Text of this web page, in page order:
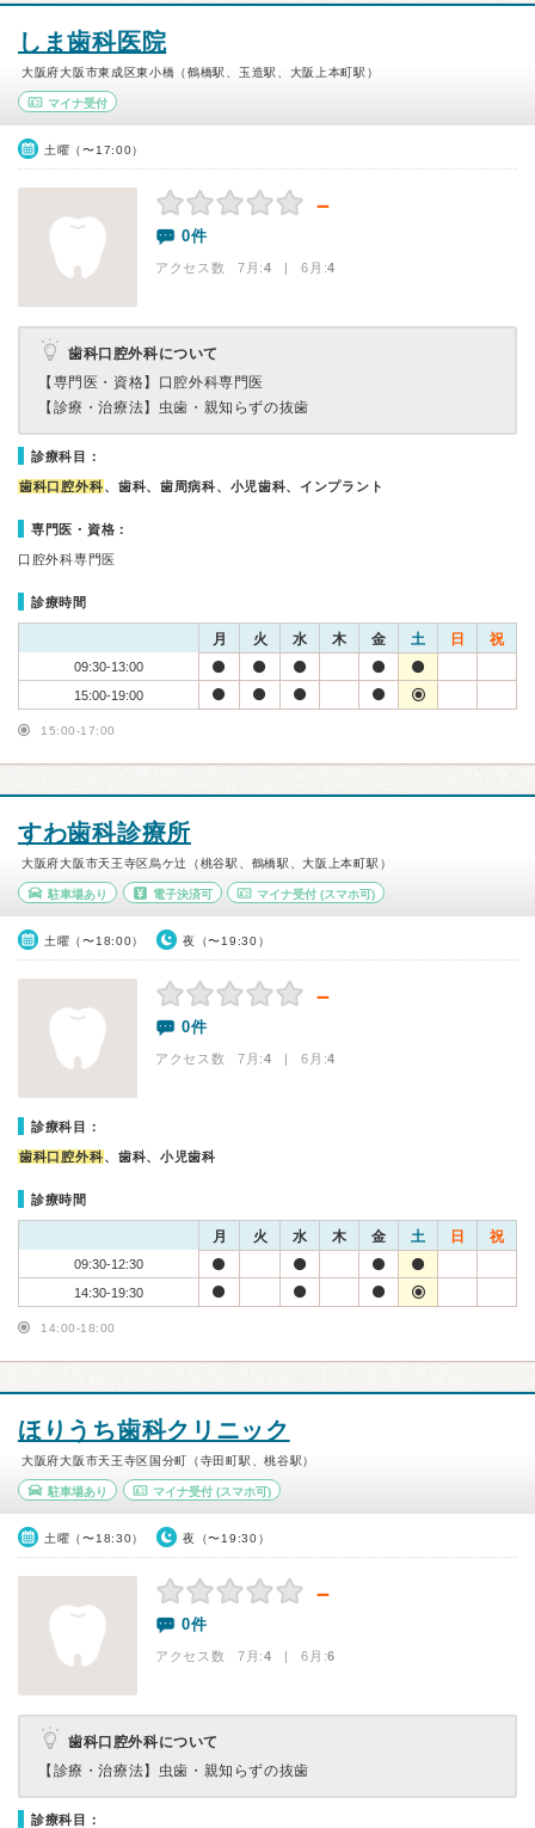
しま歯科医院
大阪府大阪市東成区東小橋（鶴橋駅、玉造駅、大阪上本町駅）
マイナ受付
土曜（〜17:00）
－
0件
アクセス数 7月:4 | 6月:4
歯科口腔外科について
【専門医・資格】 口腔外科専門医
【診療・治療法】 虫歯・親知らずの抜歯
診療科目：
歯科口腔外科、歯科、歯周病科、小児歯科、インプラント
専門医・資格：
口腔外科専門医
診療時間
月 火 水 木 金 土 日 祝
09:30-13:00
15:00-19:00
15:00-17:00
すわ歯科診療所
大阪府大阪市天王寺区烏ケ辻（桃谷駅、鶴橋駅、大阪上本町駅）
駐車場あり 電子決済可 マイナ受付 (スマホ可)
土曜（〜18:00） 夜（〜19:30）
－
0件
アクセス数 7月:4 | 6月:4
診療科目：
歯科口腔外科、歯科、小児歯科
診療時間
月 火 水 木 金 土 日 祝
09:30-12:30
14:30-19:30
14:00-18:00
ほりうち歯科クリニック
大阪府大阪市天王寺区国分町（寺田町駅、桃谷駅）
駐車場あり マイナ受付(スマホ可)
土曜（〜18:30） 夜（〜19:30）
－
0件
アクセス数 7月:4 | 6月:6
歯科口腔外科について
【診療・治療法】 虫歯・親知らずの抜歯
診療科目：